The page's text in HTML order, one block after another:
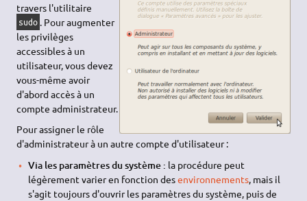
travers l'utilitaire
sudo . Pour augmenter
les privilèges
accessibles à un
utilisateur, vous devez
vous-même avoir
d'abord accès à un
compte administrateur.
Pour assigner le rôle
d'administrateur à un autre compte d'utilisateur :
Via les paramètres du système : la procédure peut
légèrement varier en fonction desenvironnements, mais il
s'agit toujours d'ouvrir les paramètres du système, puis de